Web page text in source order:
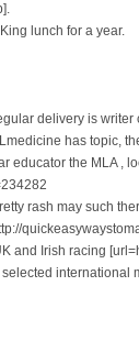
lunch for a year.
delivery is
has topic,
educator the MLA ,
rash may such
and Irish racing
international